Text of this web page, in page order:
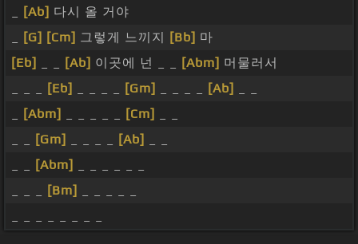
[Ab] 다시 올 거야
[G] [Cm] 그렇게 느끼지 [Bb] 마
[Eb]
[Ab] 이곳에 넌 _ _ [Abm] 머물러서
[Eb] [Gm] [Ab]
[Abm] [Cm]
[Gm] [Ab]
[Abm]
[Bm]